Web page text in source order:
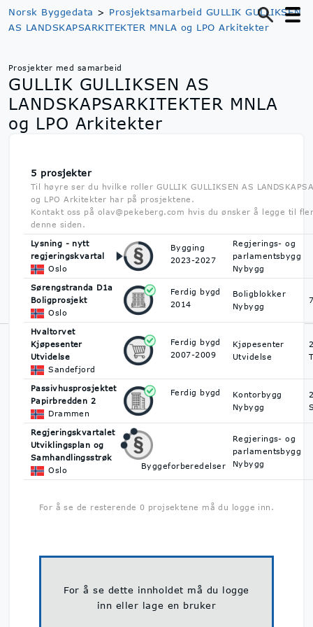
Norsk Byggedata > Prosjektsamarbeid GULLIK GULLIKSEN
AS LANDSKAPSARKITEKTER MNLA og LPO Arkitekter
Prosjekter med samarbeid
GULLIK GULLIKSEN AS
LANDSKAPSARKITEKTER MNLA
og LPO Arkitekter
5 prosjekter
Til høyre ser du hvilke roller GULLIK GULLIKSEN AS
og LPO Arkitekter har på prosjektene.
Kontakt oss på olav@pekeberg.com hvis du ønsker å legge til
denne siden.
Lysning - nytt
regjeringskvartal
Oslo
Bygging
2023-2027
Regjerings- og
parlamentsbygg
Nybygg
Sørengstranda D1a
Boligprosjekt
Oslo
Ferdig bygd
2014
Boligblokker
Nybygg
Hvaltorvet
Kjøpesenter
Utvidelse
Sandefjord
Ferdig bygd
2007-2009
Kjøpesenter
Utvidelse
Passivhusprosjektet
Papirbredden 2
Drammen
Ferdig bygd
Kontorbygg
Nybygg
Regjeringskvartalet
Utviklingsplan og
Samhandlingsstrøk
Oslo
Byggeforberedelser
Regjerings- og
parlamentsbygg
Nybygg
For å se de resterende 0 projsektene må du logge inn.
For å se dette innholdet må du logge
inn eller lage en bruker
Norsk Byggedata er Norges største prosjektdatabase med
oversikt over byggeprosjekter. Vi hjelper deg å finne ut hva som
skal bygges, når det skal bygges og hvem du kan kontakte på
byggeprosjektene.